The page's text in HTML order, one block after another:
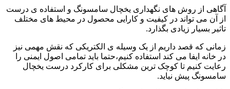
آگاهی از روش های نگهداری یخچال سامسونگ و استفاده ی درست
از آن می تواند در کیفیت و کارایی محصول در محیط های مختلف
تاثیر بسیار زیادی بگذارد.
زمانی که قصد داریم از یک وسیله ی الکتریکی که نقش مهمی نیز
در خانه ایفا می کند استفاده کنیم،حتما باید تمامی اصول ایمنی را
رعایت کنیم تا کوچک ترین مشکلی برای کارکرد درست یخچال
سامسونگ پیش نیاید.